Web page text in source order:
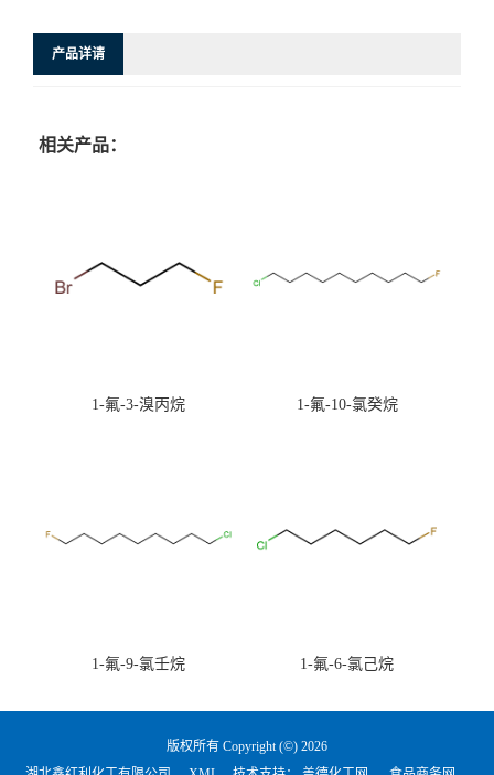
产品详请
相关产品：
1-氟-3-溴丙烷 1-氟-10-氯癸烷
1-氟-9-氯壬烷 1-氟-6-氯己烷
版权所有 Copyright (©) 2026